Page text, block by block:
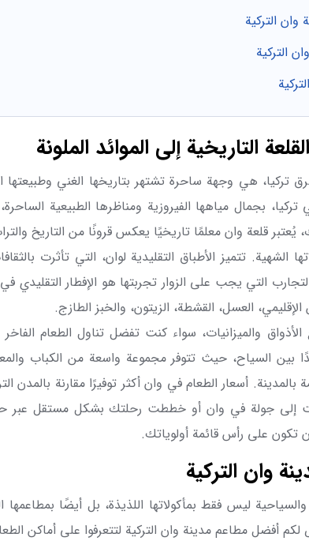
التركية
التركية
التاريخية إلى الموائد الملونة
تركيا، هي وجهة ساحرة تشتهر بتاريخها الغني وطبيعتها
بجمال مياهها الفيروزية ومناظرها الطبيعية
يُعتبر قلعة وان معلمًا تاريخيًا يعكس قرونًا من التاريخ
الشهية. تتميز الأطباق التقليدية لوان، التي تأثرت
التي يجب على الزوار تجربتها هو الإفطار
العسل، القشطة، الزيتون، والخبز الطازج.
والميزانيات، سواء كنت تفضل تناول الطعام الفاخر
بين السياح، حيث تتوفر مجموعة واسعة من الكباب
بالمدينة. أسعار الطعام في وان أكثر توفيرًا مقارنة بالمدن
إلى جولة في وان أو خططت رحلتك بشكل مستقل عبر
تكون على رأس قائمة أولوياتك.
وان التركية
ليس فقط بمأكولاتها اللذيذة، بل أيضًا
أفضل مطاعم مدينة وان التركية لتتعرفوا على أماكن